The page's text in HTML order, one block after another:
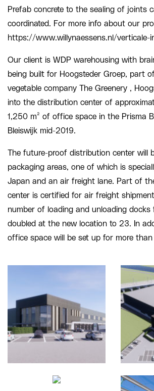
Prefab concrete to the sealing of joints
coordinated. For more info about our
https://www.willynaessens.nl/verticale-
Our client is WDP warehousing with
being built for Hoogsteder Groep, part
vegetable company The Greenery ,
into the distribution center of
1,250 m² of office space in the Prisma
Bleiswijk mid-2019.
The future-proof distribution center will
packaging areas, one of which is
Japan and an air freight lane. Part of
center is certified for air freight
number of loading and unloading docks
doubled at the new location to 23. In
office space will be set up for more than